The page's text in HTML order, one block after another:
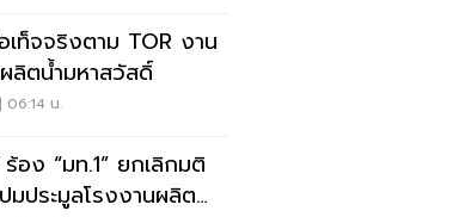
ท็จจริงตาม TOR งาน
ลิตน้ำมหาสวัสดิ์
06:14 น.
ร้อง “มท.1” ยกเลิกมติ
ประมูลโรงงานผลิตน้ำ